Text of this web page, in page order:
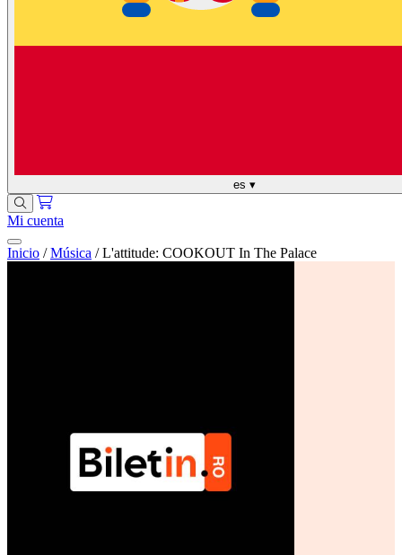
es ▾
Mi cuenta
Inicio / Música / L'attitude: COOKOUT In The Palace